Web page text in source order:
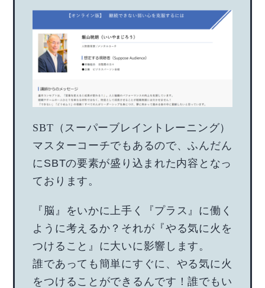
SBT（スーパーブレイントレーニング）
マスターコーチでもあるので、ふんだん
にSBTの要素が盛り込まれた内容となっ
ております。
『脳』をいかに上手く『プラス』に働く
ように考えるか？それが『やる気に火を
つけること』に大いに影響します。
誰であっても簡単にすぐに、やる気に火
をつけることができるんです！誰でもい